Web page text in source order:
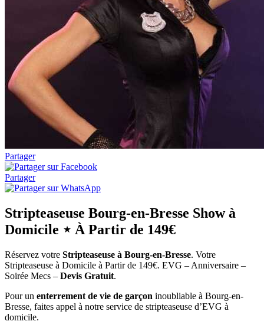
Partager
Partager
Stripteaseuse Bourg-en-Bresse Show à
Domicile ⋆ À Partir de 149€
Réservez votre Stripteaseuse à Bourg-en-Bresse. Votre
Stripteaseuse à Domicile à Partir de 149€. EVG – Anniversaire –
Soirée Mecs – Devis Gratuit.
Pour un enterrement de vie de garçon inoubliable à Bourg-en-
Bresse, faites appel à notre service de stripteaseuse d’EVG à
domicile.